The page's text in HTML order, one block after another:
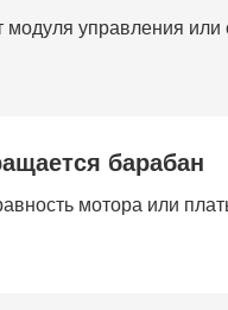
модуля управления или
барабан
мотора или